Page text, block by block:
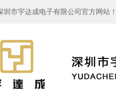
圳市宇达成电子有限公司官方网站！